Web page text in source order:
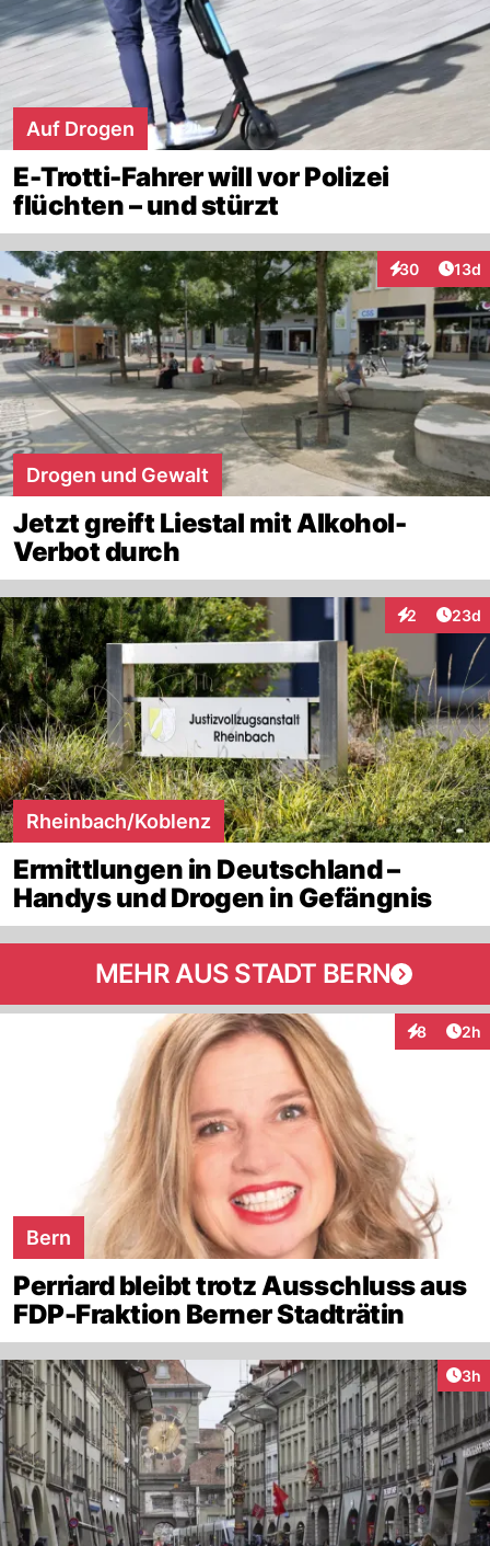
Auf Drogen
E-Trotti-Fahrer will vor Polizei
flüchten – und stürzt
30
Interaktionen
13d
Drogen und Gewalt
Jetzt greift Liestal mit Alkohol-
Verbot durch
2
Interaktionen
23d
Rheinbach/Koblenz
Ermittlungen in Deutschland –
Handys und Drogen in Gefängnis
MEHR AUS STADT BERN
8 2h
Bern
Perriard bleibt trotz Ausschluss aus
FDP-Fraktion Berner Stadträtin
3h